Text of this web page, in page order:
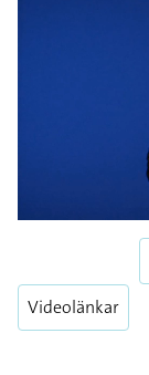
Videolänkar